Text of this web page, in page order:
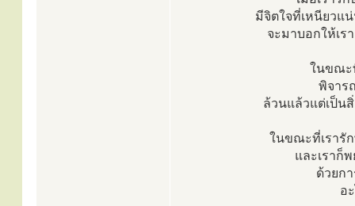
มีจิตใจที่เหนียวแ
จะมาบอกให้เร
ในขณะ
พิจาร
ล้วนแล้วแต่เป็น
ในขณะที่เรารัก
และเราก็
ด้วยก
อ